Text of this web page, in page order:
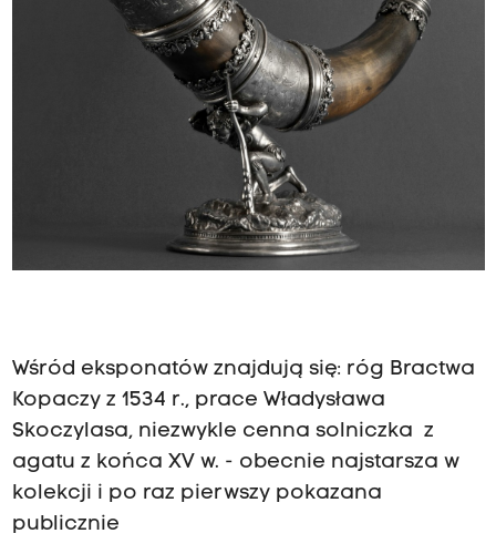
Wśród eksponatów znajdują się: róg Bractwa
Kopaczy z 1534 r., prace Władysława
Skoczylasa, niezwykle cenna solniczka z
agatu z końca XV w. - obecnie najstarsza w
kolekcji i po raz pierwszy pokazana
publicznie